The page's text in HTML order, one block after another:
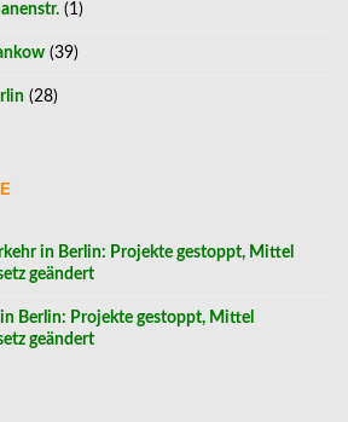
(1)
(39)
(28)
in Berlin: Projekte gestoppt, Mittel
geändert
in Berlin: Projekte gestoppt, Mittel
geändert